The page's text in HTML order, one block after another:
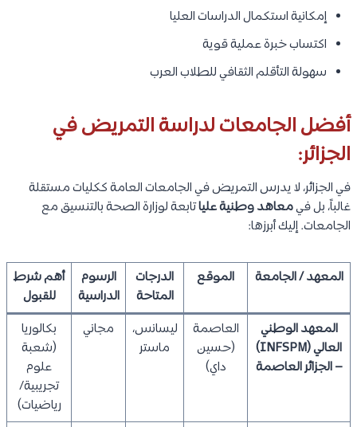
إمكانية استكمال الدراسات العليا
اكتساب خبرة عملية قوية
سهولة التأقلم الثقافي للطلاب العرب
أفضل الجامعات لدراسة التمريض في
الجزائر:
في الجزائر، لا يدرس التمريض في الجامعات العامة ككليات مستقلة
غالباً، بل فيمعاهد وطنية علياتابعة لوزارة الصحة بالتنسيق مع
الجامعات. إليك أبرزها:
المعهد / الجامعة الموقع
الدرجات
المتاحة
الرسوم
الدراسية
أهم شرط
للقبول
المعهد الوطني
العالي (INFSPM)
– الجزائر العاصمة
العاصمة
(حسين
داي)
ليسانس،
ماستر
مجاني
بكالوريا
(شعبة
علوم
تجريبية/
رياضيات)